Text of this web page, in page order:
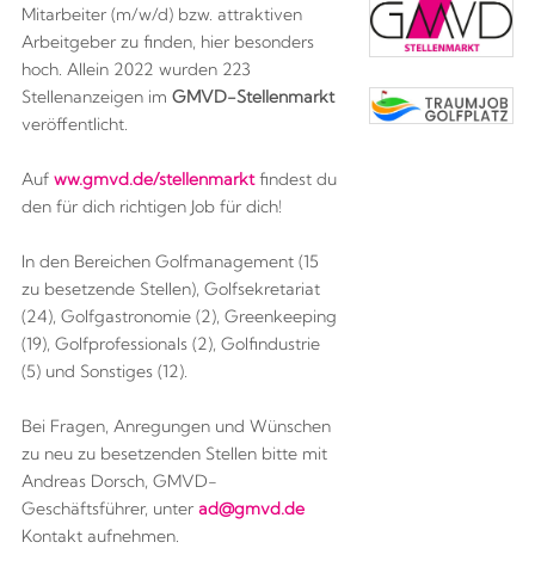
Mitarbeiter (m/w/d) bzw. attraktiven
Arbeitgeber zu finden, hier besonders
hoch. Allein 2022 wurden 223
Stellenanzeigen im GMVD-Stellenmarkt
veröffentlicht.
Auf ww.gmvd.de/stellenmarktfindest du
den für dich richtigen Job für dich!
In den Bereichen Golfmanagement (15
zu besetzende Stellen), Golfsekretariat
(24), Golfgastronomie (2), Greenkeeping
(19), Golfprofessionals (2), Golfindustrie
(5) und Sonstiges (12).
Bei Fragen, Anregungen und Wünschen
zu neu zu besetzenden Stellen bitte mit
Andreas Dorsch, GMVD-
Geschäftsführer, unter ad@gmvd.de
Kontakt aufnehmen.